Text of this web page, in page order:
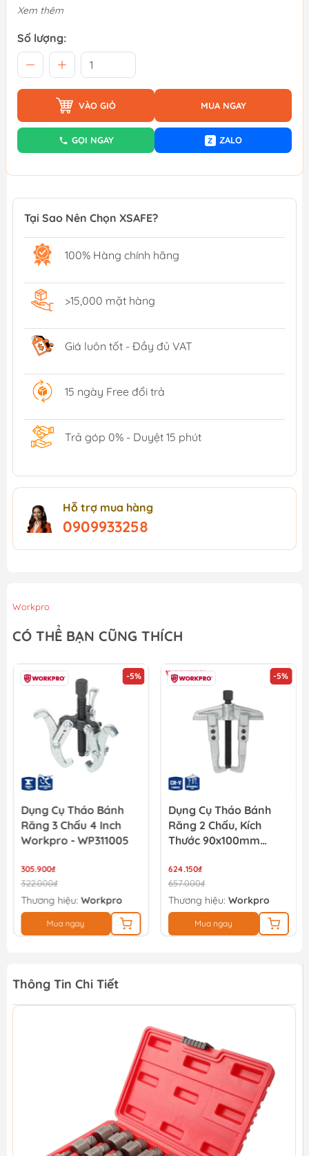
Xem thêm
Số lượng:
VÀO GIỎ MUA NGAY
GỌI NGAY Z ZALO
Tại Sao Nên Chọn XSAFE?
100% Hàng chính hãng
>15,000 mặt hàng
Giá luôn tốt - Đầy đủ VAT
15 ngày Free đổi trả
Trả góp 0% - Duyệt 15 phút
Hỗ trợ mua hàng
0909933258
Workpro
CÓ THỂ BẠN CŨNG THÍCH
-5%
Dụng Cụ Tháo Bánh
Răng 3 Chấu 4 Inch
Workpro - WP311005
305.900₫
322.000₫
Thương hiệu: Workpro
Mua ngay
-5%
Dụng Cụ Tháo Bánh
Răng 2 Chấu, Kích
Thước 90x100mm
624.150₫
657.000₫
Thương hiệu: Workpro
Mua ngay
Thông Tin Chi Tiết